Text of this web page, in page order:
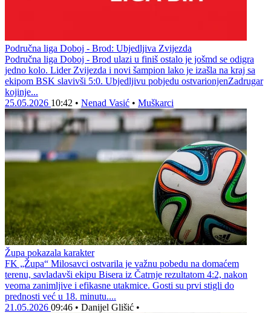
Područna liga Doboj - Brod: Ubjedljiva Zvijezda
Područna liga Doboj - Brod ulazi u finiš ostalo je jošmd se odigra
jedno kolo. Lider Zvijezda i novi šampion lako je izašla na kraj sa
ekipom BSK slavivši 5:0. Ubjedljivu pobjedu ostvarionjenZadrugar
kojinje...
25.05.2026 10:42 • Nenad Vasić • Muškarci
Župa pokazala karakter
FK „Župa“ Milosavci ostvarila je važnu pobedu na domaćem
terenu, savladavši ekipu Bisera iz Čatrnje rezultatom 4:2, nakon
veoma zanimljive i efikasne utakmice. Gosti su prvi stigli do
prednosti već u 18. minutu....
21.05.2026 09:46 • Danijel Glišić •